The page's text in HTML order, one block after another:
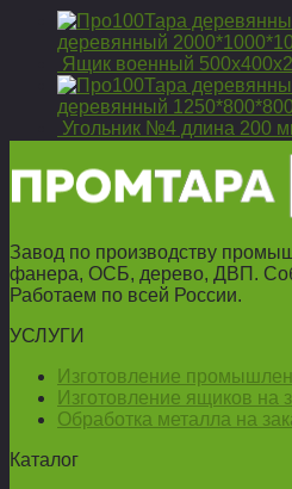
деревянный
Ящик военный
деревянный
Угольник №4 длина 200
Завод по производству
фанера, ОСБ, дерево, ДВП.
Работаем по всей России.
УСЛУГИ
Изготовление
Изготовление ящиков на
Обработка металла на
Каталог